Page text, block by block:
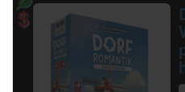
Tajniacy
Więcej